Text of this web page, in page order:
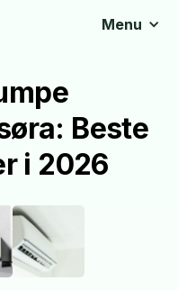
Menu
Beste
i 2026